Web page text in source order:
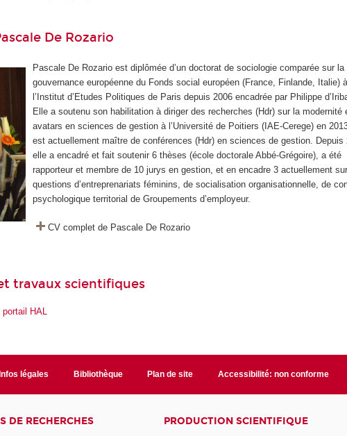
De Rozario
Pascale De Rozario est diplômée d’un doctorat de sociologie comparée sur la
gouvernance européenne du Fonds social européen (France, Finlande, Italie)
l’Institut d’Etudes Politiques de Paris depuis 2006 encadrée par Philippe
Elle a soutenu son habilitation à diriger des recherches (Hdr) sur la modernité
avatars en sciences de gestion à l’Université de Poitiers (IAE-Cerege) en
est actuellement maître de conférences (Hdr) en sciences de gestion. Depuis
elle a encadré et fait soutenir 6 thèses (école doctorale Abbé-Grégoire), a été
rapporteur et membre de 10 jurys en gestion, et en encadre 3 actuellement
questions d’entreprenariats féminins, de socialisation organisationnelle, de
psychologique territorial de Groupements d’employeur.
CV complet de Pascale De Rozario
travaux scientifiques
HAL
légales Bibliothèque Plan de site Accessibilité: non conforme
DE RECHERCHES PRODUCTION SCIENTIFIQUE